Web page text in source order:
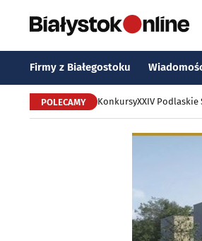
Firmy z Białegostoku
POLECAMY KonkursyXXIV